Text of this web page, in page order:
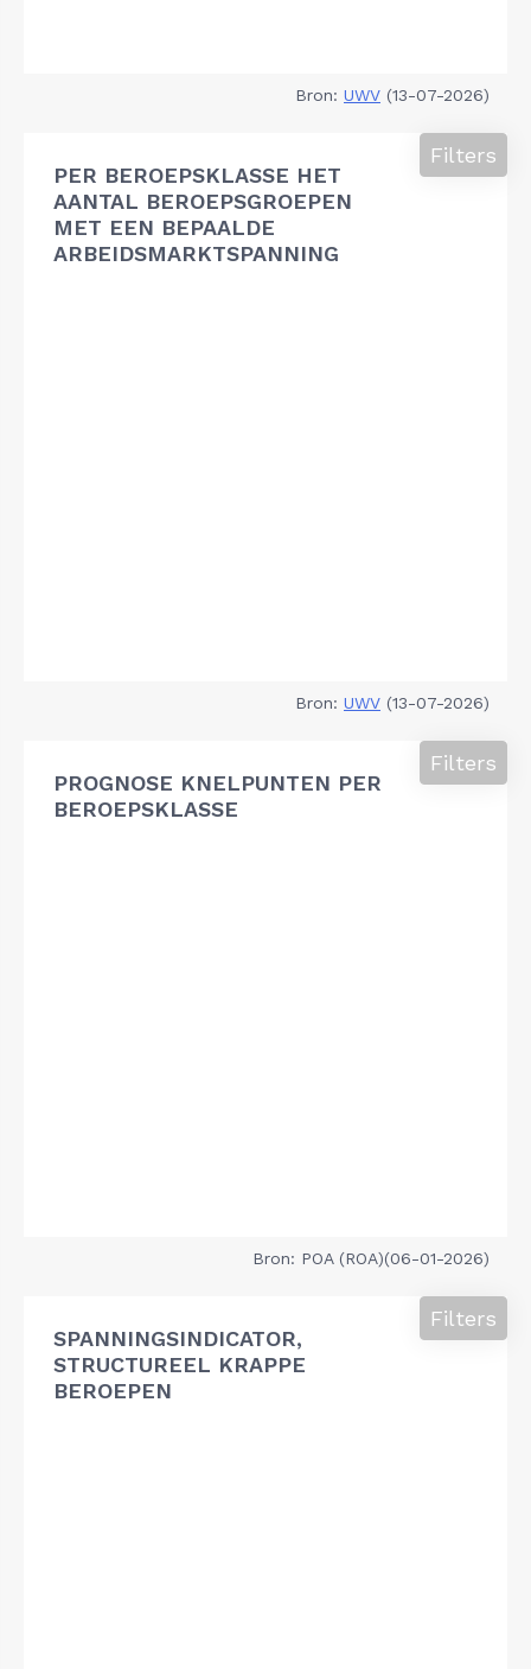
Bron: UWV (13-07-2026)
PER BEROEPSKLASSE HET
AANTAL BEROEPSGROEPEN
MET EEN BEPAALDE
ARBEIDSMARKTSPANNING
Filters
Bron: UWV (13-07-2026)
PROGNOSE KNELPUNTEN PER
BEROEPSKLASSE
Filters
Bron: POA (ROA)(06-01-2026)
SPANNINGSINDICATOR,
STRUCTUREEL KRAPPE
BEROEPEN
Filters